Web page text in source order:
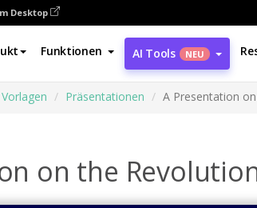
Desktop
Funktionen AI Tools NEU
Vorlagen Präsentationen A Presentation
on the